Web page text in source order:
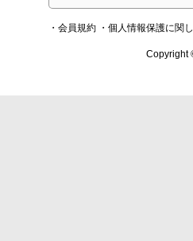
・会員規約 ・個人情報保護に関
Copyright